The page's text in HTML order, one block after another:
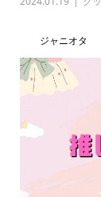
ジャニオタ